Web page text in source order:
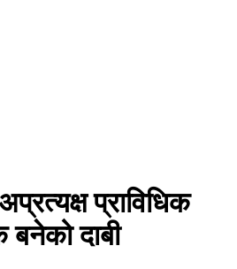
प्राविधिक
बनेको दाबी